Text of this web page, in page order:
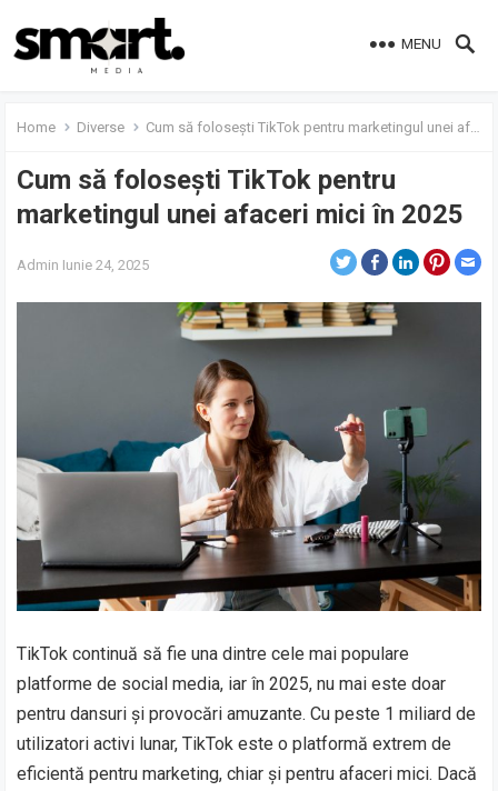
MENU
Home Diverse Cum să folosești TikTok pentru marketingul unei afaceri mici în 2025
Cum să folosești TikTok pentru
marketingul unei afaceri mici în 2025
Admin Iunie 24, 2025
TikTok continuă să fie una dintre cele mai populare
platforme de social media, iar în 2025, nu mai este doar
pentru dansuri și provocări amuzante. Cu peste 1 miliard de
utilizatori activi lunar, TikTok este o platformă extrem de
eficientă pentru marketing, chiar și pentru afaceri mici. Dacă